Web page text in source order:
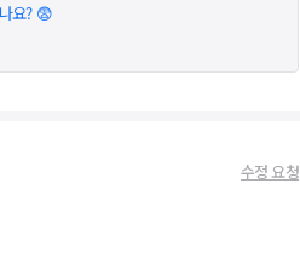
요? 😨
수정 요청